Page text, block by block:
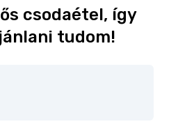
csodaétel, így
tudom!